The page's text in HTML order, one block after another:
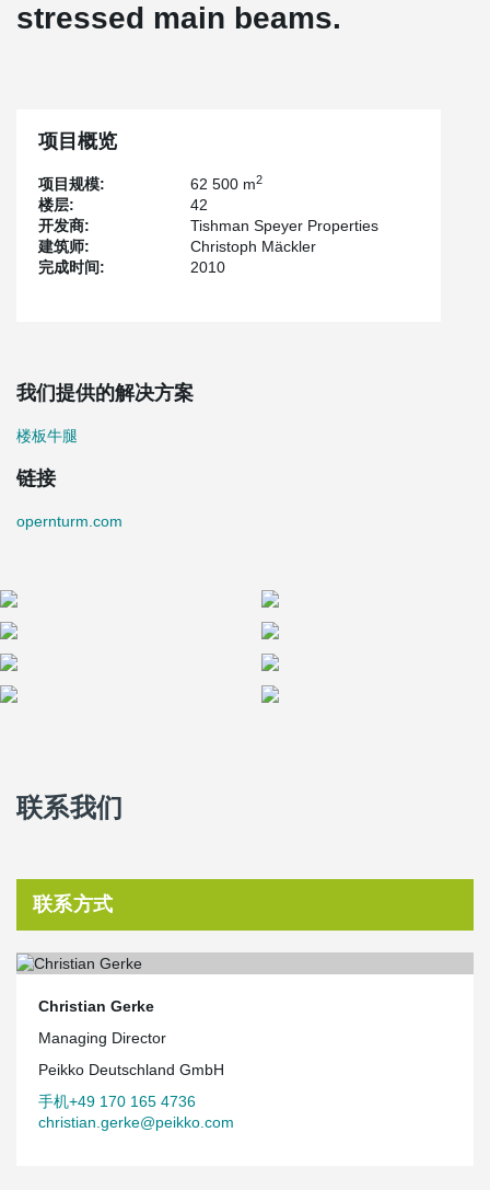
stressed main beams.
项目概览
项目规模: 62 500 m2
楼层:
42
开发商:
Tishman Speyer Properties
建筑师:
Christoph Mäckler
完成时间:
2010
我们提供的解决方案
楼板牛腿
链接
opernturm.com
联系我们
联系方式
Christian Gerke
Managing Director
Peikko Deutschland GmbH
手机+49 170 165 4736
christian.gerke@peikko.com